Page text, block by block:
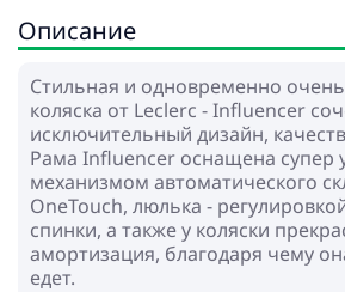
Описание
Стильная и одновременно
коляска от Leclerc - Influencer
исключительный дизайн,
Рама Influencer оснащена супер
механизмом автоматического
OneTouch, люлька -
спинки, a также у коляски
амортизация, благодаря чему
едет.